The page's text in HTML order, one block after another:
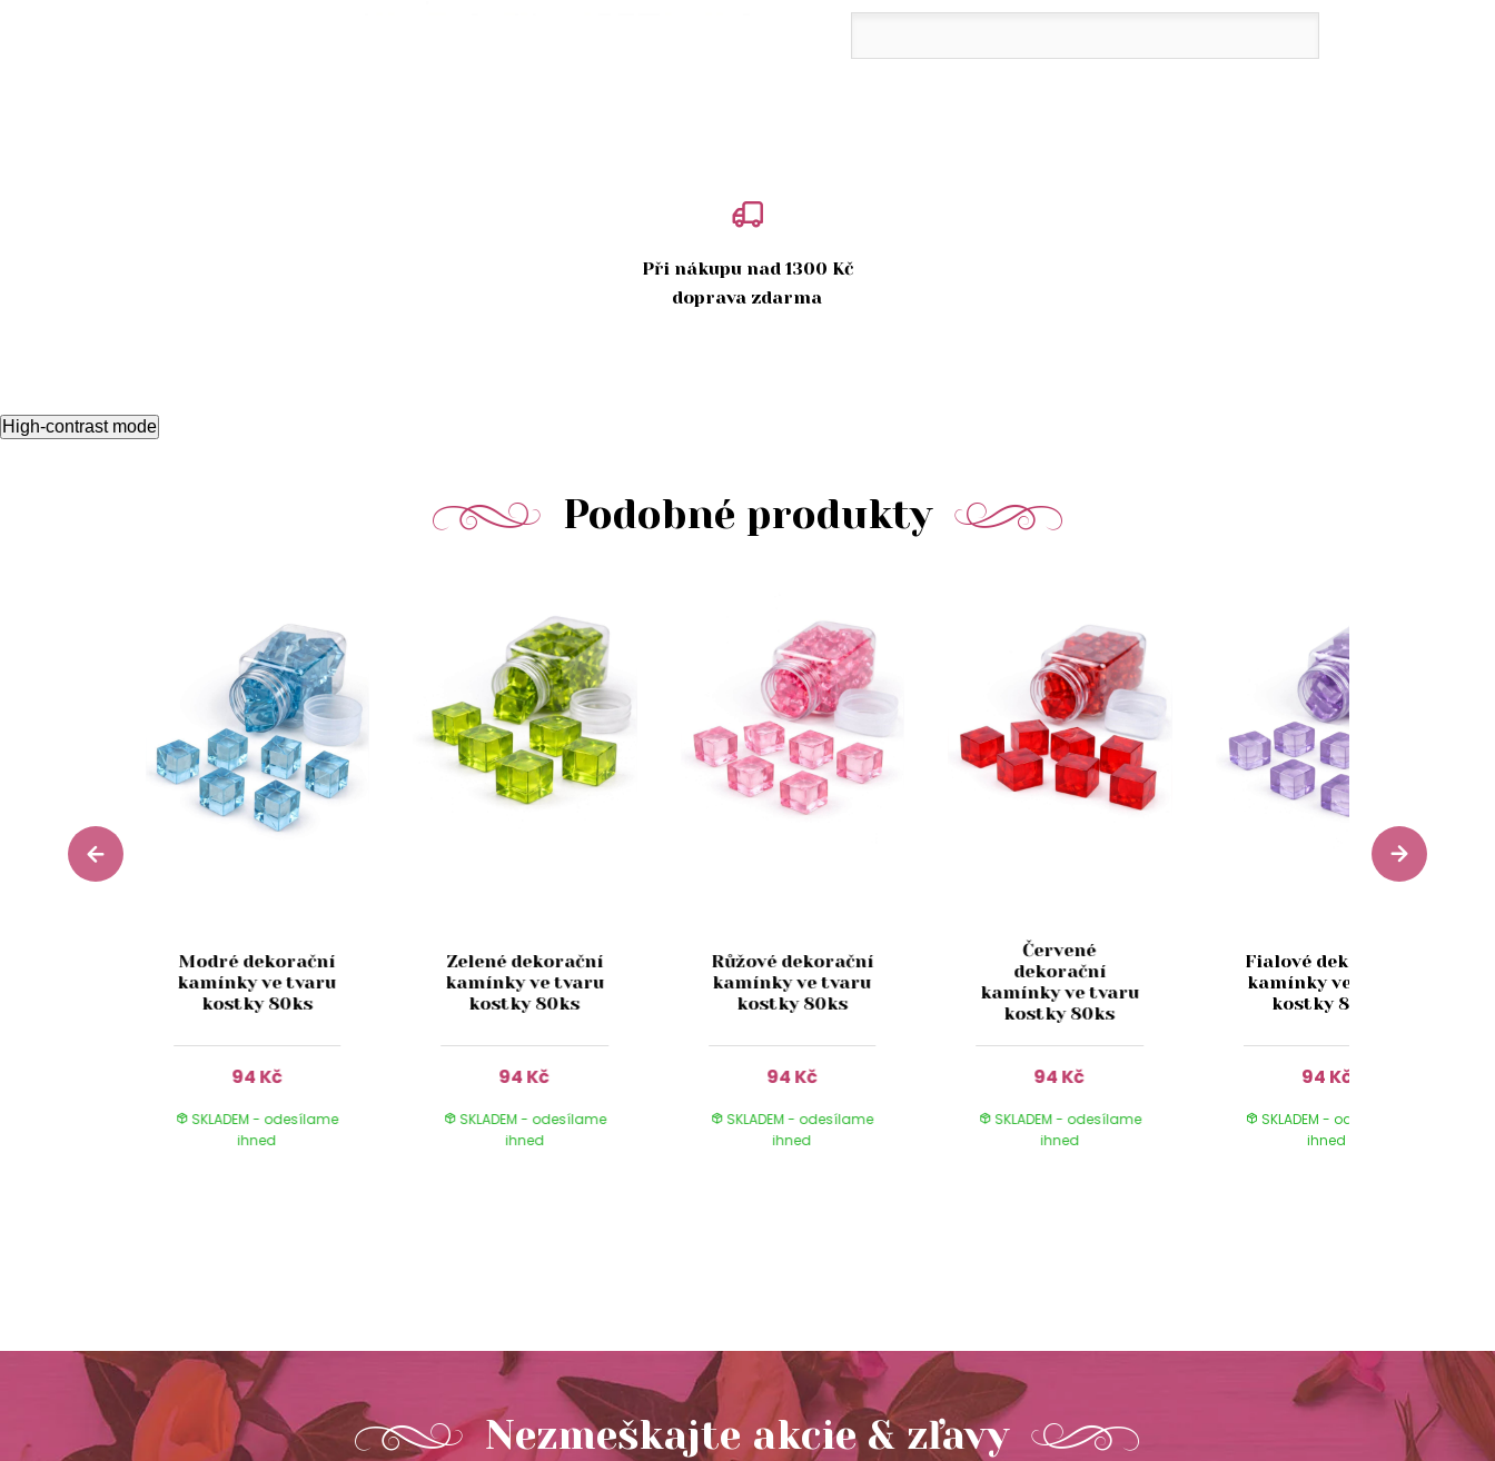
Při nákupu nad 1300 Kč
doprava zdarma
High-contrast mode
Podobné produkty
Modré dekorační
kamínky ve tvaru
kostky 80ks
94 Kč
SKLADEM - odesílame
ihned
Zelené dekorační
kamínky ve tvaru
kostky 80ks
94 Kč
SKLADEM - odesílame
ihned
Růžové dekorační
kamínky ve tvaru
kostky 80ks
94 Kč
SKLADEM - odesílame
ihned
Červené
dekorační
kamínky ve tvaru
kostky 80ks
94 Kč
SKLADEM - odesílame
ihned
Fialové dekorační
kamínky ve tvaru
kostky 80ks
94 Kč
SKLADEM - odesílame
ihned
Nezmeškajte akcie & zľavy